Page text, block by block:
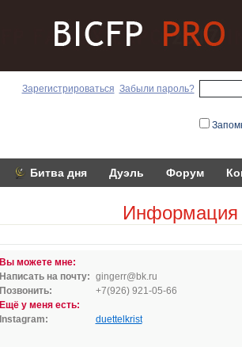
Зарегистрироваться Забыли пароль?
Битва дня Дуэль Форум
Информация
Вы можете мне:
Написать на почту: gingerr@b k.ru
Позвонить:
+7(926) 921-05-66
Ещё у меня есть:
Instagram:
duettelkrist